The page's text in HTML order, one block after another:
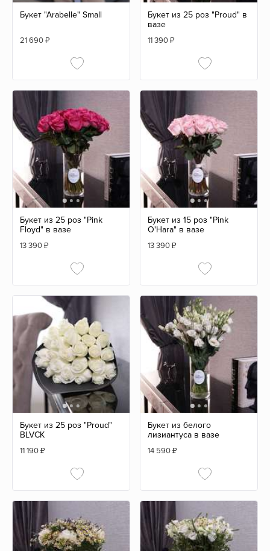
Букет "Arabelle" Small
21 690₽
Букет из 25 роз "Proud" в
вазе
11 390₽
Букет из 25 роз "Pink
Floyd" в вазе
13 390₽
Букет из 15 роз "Pink
O'Hara" в вазе
13 390₽
Букет из 25 роз "Proud"
BLVCK
11 190₽
Букет из белого
лизиантуса в вазе
14 590₽